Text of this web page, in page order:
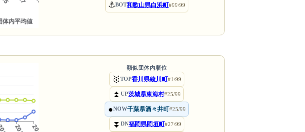
⚓BOT和歌山県白浜町#99/99
類似団体内順位
🥇TOP香川県綾川町#1/99
⏫ UP茨城県東海村#25/99
●NOW千葉県酒々井町#25/99
⏬ DN福岡県岡垣町#27/99